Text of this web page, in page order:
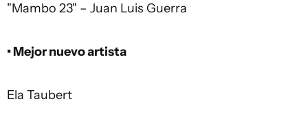
"Mambo 23" – Juan Luis Guerra
• Mejor nuevo artista
Ela Taubert